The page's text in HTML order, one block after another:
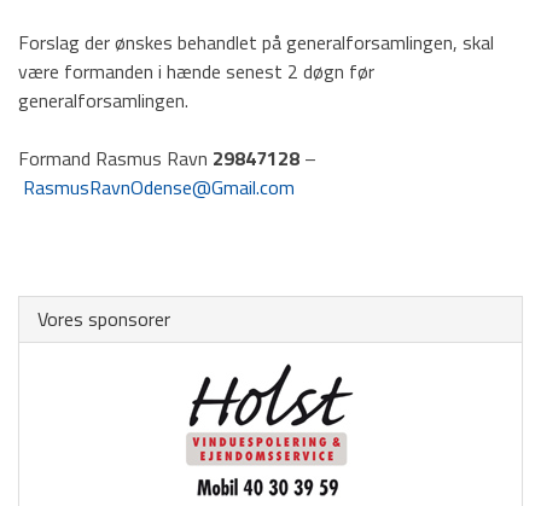
Forslag der ønskes behandlet på generalforsamlingen, skal
være formanden i hænde senest 2 døgn før
generalforsamlingen.
Formand Rasmus Ravn 29847128 –
RasmusRavnOdense@Gmail.com
Vores sponsorer